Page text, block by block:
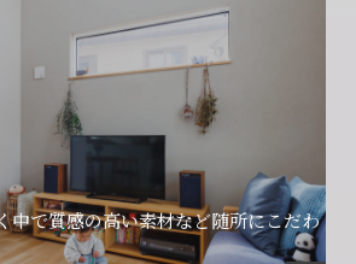
中で質感の高い素材など随所にこだわ